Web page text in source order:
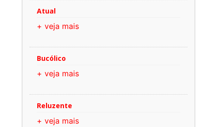
Atual
+ veja mais
Bucólico
+ veja mais
Reluzente
+ veja mais